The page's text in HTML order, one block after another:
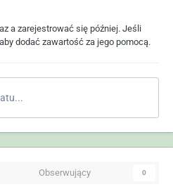
a zarejestrować się później. Jeśli
aby dodać zawartość za jego pomocą.
Obserwujący 0